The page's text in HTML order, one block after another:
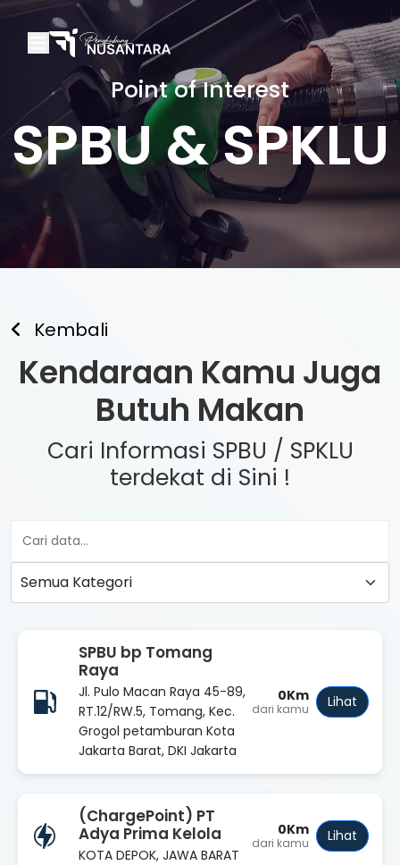
Point of Interest
SPBU & SPKLU
Kendaraan Kamu Juga
Butuh Makan
Cari Informasi SPBU / SPKLU
terdekat di Sini !
Kembali
SPBU bp Tomang
Raya
Jl. Pulo Macan Raya 45-89,
RT.12/RW.5, Tomang, Kec.
Grogol petamburan Kota
Jakarta Barat, DKI Jakarta
0Km
dari kamu Lihat
(ChargePoint) PT
Adya Prima Kelola
KOTA DEPOK, JAWA BARAT
0Km
dari kamu Lihat